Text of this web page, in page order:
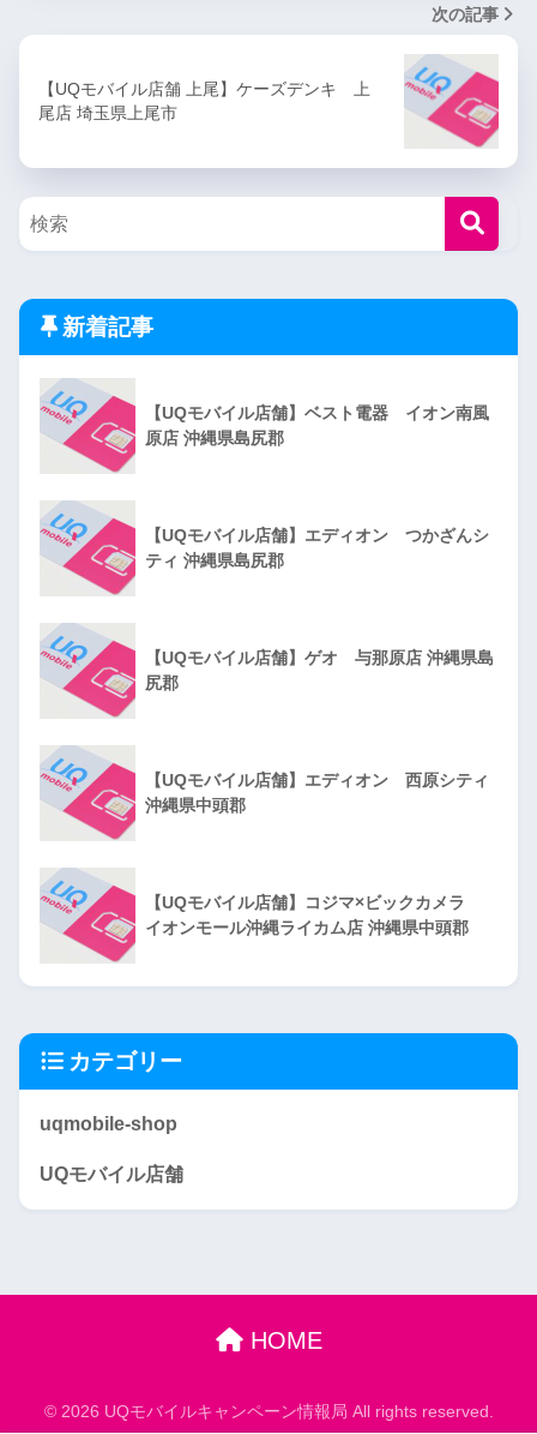
次の記事
【UQモバイル店舗 上尾】ケーズデンキ 上
尾店 埼玉県上尾市
新着記事
【UQモバイル店舗】ベスト電器 イオン南風
原店 沖縄県島尻郡
【UQモバイル店舗】エディオン つかざんシ
ティ 沖縄県島尻郡
【UQモバイル店舗】ゲオ 与那原店 沖縄県島
尻郡
【UQモバイル店舗】エディオン 西原シティ
沖縄県中頭郡
【UQモバイル店舗】コジマ×ビックカメラ
イオンモール沖縄ライカム店 沖縄県中頭郡
カテゴリー
uqmobile-shop
UQモバイル店舗
HOME
© 2026 UQモバイルキャンペーン情報局 All rights reserved.